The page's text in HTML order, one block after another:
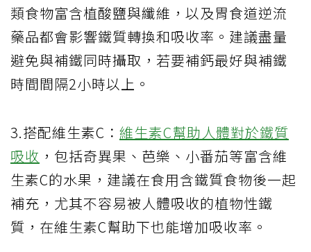
類食物富含植酸鹽與纖維，以及胃食道逆流
藥品都會影響鐵質轉換和吸收率。建議盡量
避免與補鐵同時攝取，若要補鈣最好與補鐵
時間間隔2小時以上。
3.搭配維生素C： 維生素C幫助人體對於鐵質
吸收 ，包括奇異果、芭樂、小番茄等富含維
生素C的水果，建議在食用含鐵質食物後一起
補充，尤其不容易被人體吸收的植物性鐵
質，在維生素C幫助下也能增加吸收率。